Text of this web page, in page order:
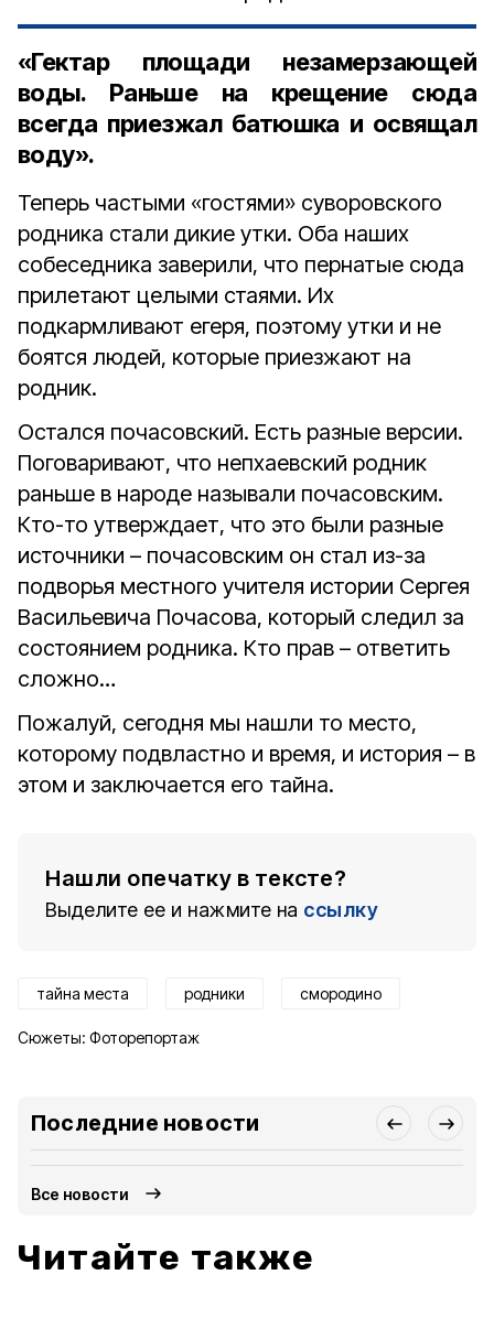
«Гектар площади незамерзающей
воды. Раньше на крещение сюда
всегда приезжал батюшка и освящал
воду».
Теперь частыми «гостями» суворовского
родника стали дикие утки. Оба наших
собеседника заверили, что пернатые сюда
прилетают целыми стаями. Их
подкармливают егеря, поэтому утки и не
боятся людей, которые приезжают на
родник.
Остался почасовский. Есть разные версии.
Поговаривают, что непхаевский родник
раньше в народе называли почасовским.
Кто-то утверждает, что это были разные
источники – почасовским он стал из-за
подворья местного учителя истории Сергея
Васильевича Почасова, который следил за
состоянием родника. Кто прав – ответить
сложно…
Пожалуй, сегодня мы нашли то место,
которому подвластно и время, и история – в
этом и заключается его тайна.
Нашли опечатку в тексте?
Выделите ее и нажмите на ссылку
тайна места родники смородино
Сюжеты: Фоторепортаж
Последние новости
Все новости
Читайте также